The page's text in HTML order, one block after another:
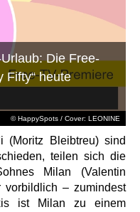
© HappySpots / Cover: LEONINE
Die Free-
Fifty“ heute
(Moritz Bleibtreu) sind
teilen sich die
Milan (Valentin
vorbildlich – zumindest
ist Milan zu einem